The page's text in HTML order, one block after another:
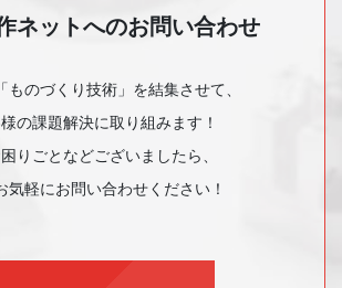
ネットへのお問い合わせ
ものづくり技術」を結集させて、
の課題解決に取り組みます！
りごとなどございましたら、
気軽にお問い合わせください！